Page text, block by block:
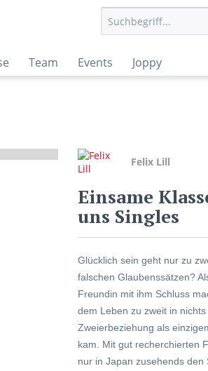
Team Events Joppy
Felix Lill
Einsame
uns Singles
Glücklich sein geht nur zu
falschen Glaubenssätzen?
Freundin mit ihm Schluss
dem Leben zu zweit in
Zweierbeziehung als
kam. Mit gut recherchierten
nur in Japan zusehends den